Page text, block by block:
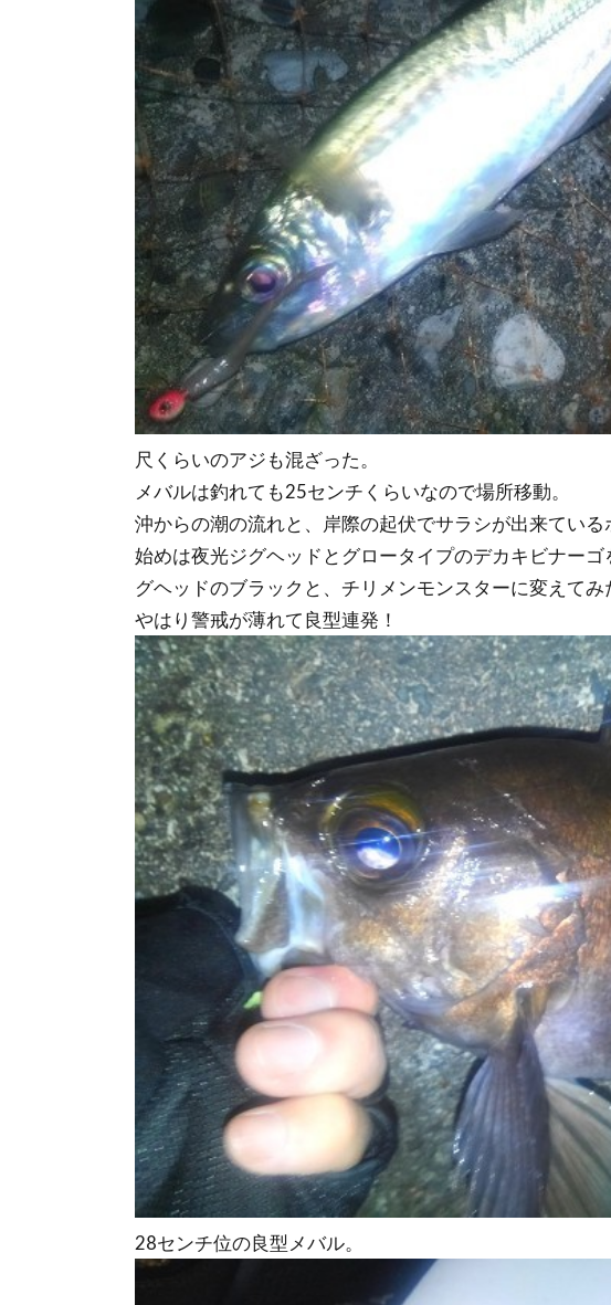
尺くらいのアジも混ざった。
メバルは釣れても25センチくらいなので場所移動。
沖からの潮の流れと、岸際の起伏でサラシが出来ている
始めは夜光ジグヘッドとグロータイプのデカキビナー
グヘッドのブラックと、チリメンモンスターに変えてみ
やはり警戒が薄れて良型連発！
28センチ位の良型メバル。